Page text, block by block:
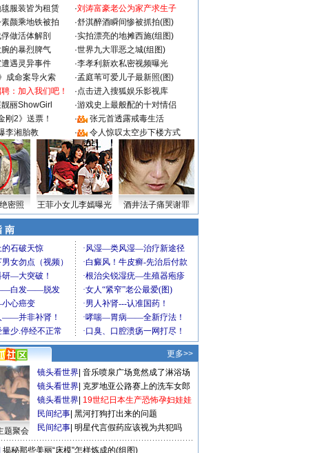
服装皆为租赁 ·刘涛富豪老公为家产求生子
颜乘地铁被拍 ·舒淇醉酒瞬间惨被抓拍(图)
做活体解剖 ·实拍漂亮的地摊西施(组图)
的暴烈脾气 ·世界九大罪恶之城(组图)
遇灵异事件 ·李孝利新欢私密视频曝光
成命案导火索 ·孟庭苇可爱儿子最新照(图)
：加入我们吧！ ·点击进入搜狐娱乐影视库
丽ShowGirl ·游戏史上最般配的十对情侣
刚2》送票！ ·
张元首透露戒毒生活
李湘胎教 · 令人惊叹太空步下楼方式
密照 王菲小女儿李嫣曝光 酒井法子痛哭谢罪
南
更多>>
题聚会
镜头看世界 音乐喷泉广场竟然成了淋浴场
镜头看世界 克罗地亚公路赛上的洗车女郎
镜头看世界 19世纪日本生产恐怖孕妇娃娃
民间纪事 黑河打狗打出来的问题
民间纪事 明星代言假药应该视为共犯吗
揭秘那些美丽“床模”怎样炼成的(组图)